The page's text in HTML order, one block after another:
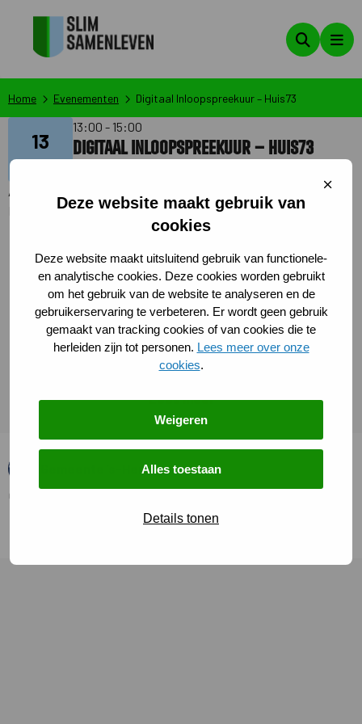
Deze website maakt gebruik van
cookies
Deze website maakt uitsluitend gebruik van functionele-
en analytische cookies. Deze cookies worden gebruikt
om het gebruik van de website te analyseren en de
gebruikerservaring te verbeteren. Er wordt geen gebruik
gemaakt van tracking cookies of van cookies die te
herleiden zijn tot personen. Lees meer over onze
cookies.
Weigeren
Alles toestaan
Details tonen
Sluit
Zoeken
Home Evenementen Digitaal Inloopspreekuur – Huis73
13
13:00 - 15:00
Digitaal Inloopspreekuur – Huis73
Aangemaakt op: 29-04-2025
Laatste wijziging op: 29-04-2025 15:03:13
Loop je vast met digitale vragen, zoals een e-mail
instellen, videobellen of een traag apparaat? Kom
naar het Digitaal Inloopspreekuur! Vrijwilligers staan
elke dinsdagmiddag klaar om je te helpen. Neem je
mobiel, tablet of laptop mee en loop gerust binnen.
Locaties: Bibliotheek Den Bosch, Hekellaan 2
Lees meer
Gemeente ’s-Hertogenbosch
Cookies